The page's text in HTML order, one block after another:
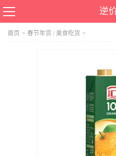
逆
首页 > 春节年货 / 美食吃货 >